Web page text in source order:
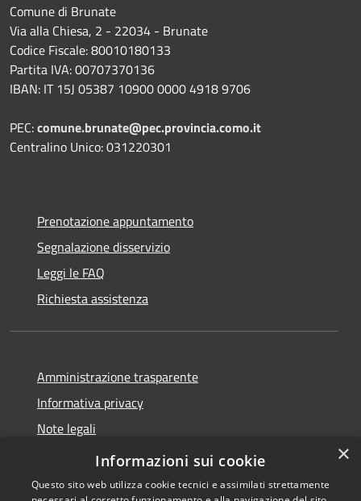
Comune di Brunate
Via alla Chiesa, 2 - 22034 - Brunate
Codice Fiscale: 80010180133
Partita IVA: 00707370136
IBAN: IT 15J 05387 10900 0000 4918 9706
PEC:comune.brunate@pec.provincia.como.it
Centralino Unico: 031220301
Prenotazione appuntamento
Segnalazione disservizio
Leggi le FAQ
Richiesta assistenza
Amministrazione trasparente
Informativa privacy
Note legali
Dichiarazione di accessibilità
×
Informazioni sui cookie
Questo sito web utilizza cookie tecnici e assimilati strettamente